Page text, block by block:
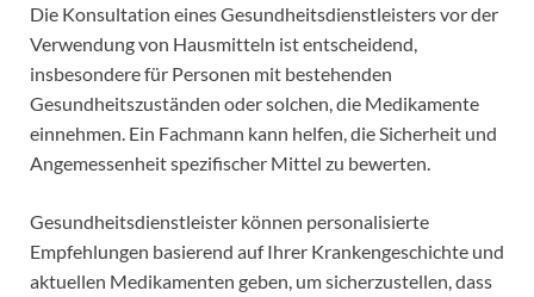
Die Konsultation eines Gesundheitsdienstleisters vor der
Verwendung von Hausmitteln ist entscheidend,
insbesondere für Personen mit bestehenden
Gesundheitszuständen oder solchen, die Medikamente
einnehmen. Ein Fachmann kann helfen, die Sicherheit und
Angemessenheit spezifischer Mittel zu bewerten.
Gesundheitsdienstleister können personalisierte
Empfehlungen basierend auf Ihrer Krankengeschichte und
aktuellen Medikamenten geben, um sicherzustellen, dass